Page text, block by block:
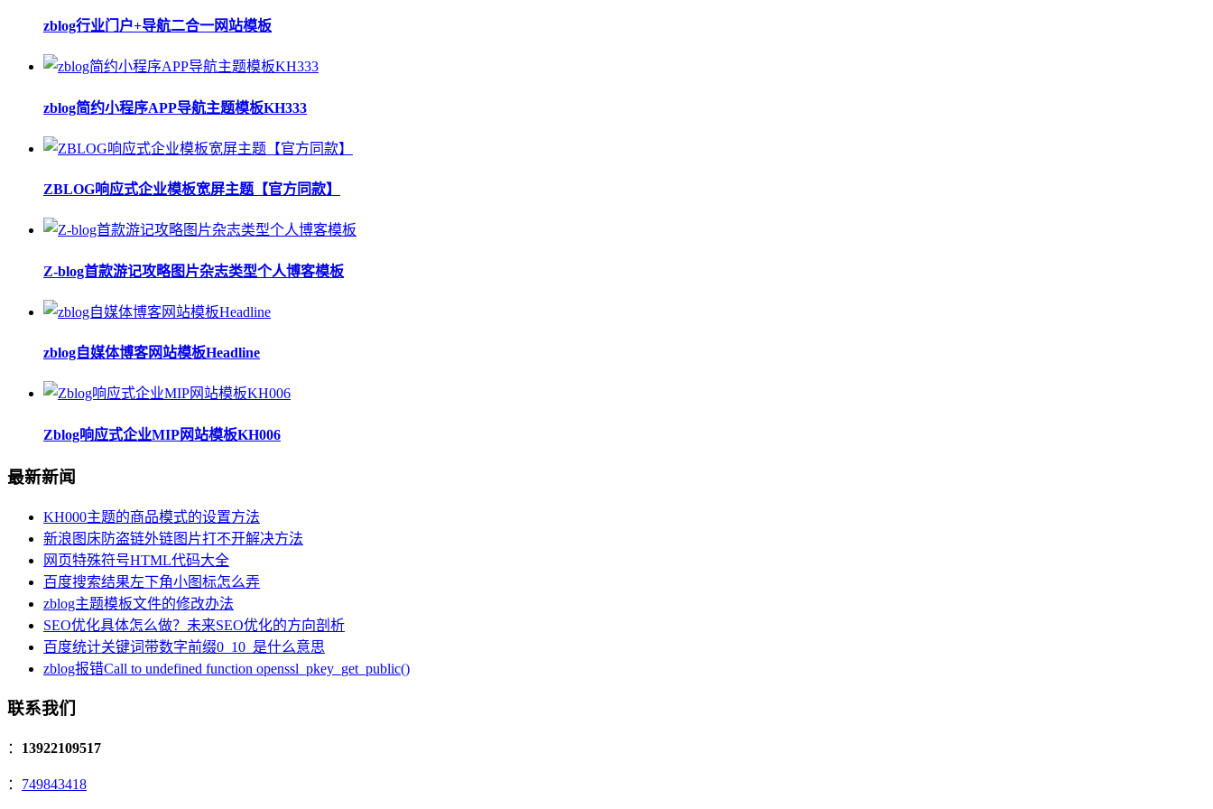
zblog行业门户+导航二合一网站模板
zblog简约小程序APP导航主题模板KH333
ZBLOG响应式企业模板宽屏主题【官方同款】
Z-blog首款游记攻略图片杂志类型个人博客模板
zblog自媒体博客网站模板Headline
Zblog响应式企业MIP网站模板KH006
最新新闻
KH000主题的商品模式的设置方法
新浪图床防盗链外链图片打不开解决方法
网页特殊符号HTML代码大全
百度搜索结果左下角小图标怎么弄
zblog主题模板文件的修改办法
SEO优化具体怎么做？未来SEO优化的方向剖析
百度统计关键词带数字前缀0_10_是什么意思
zblog报错Call to undefined function openssl_pkey_get_public()
联系我们
： 13922109517
： 749843418